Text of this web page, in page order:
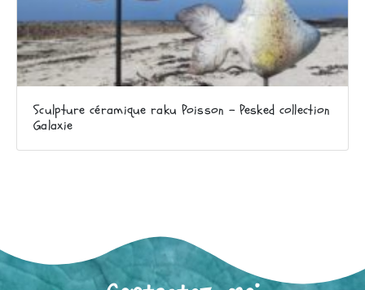
Sculpture céramique raku Poisson – Pesked collection
Galaxie